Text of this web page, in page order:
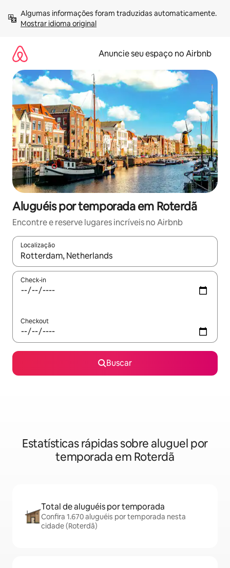
para
Mostrar idioma original
Anuncie seu espaço no Airbnb
Aluguéis por temporada em Roterdã
Encontre e reserve lugares incríveis no Airbnb
Localização
Quando os resultados estiverem disponíveis, explore-os
Check-in
Checkout
Buscar
Estatísticas rápidas sobre aluguel por
temporada em Roterdã
Total de aluguéis por temporada
Confira 1.670 aluguéis por temporada nesta
cidade (Roterdã)